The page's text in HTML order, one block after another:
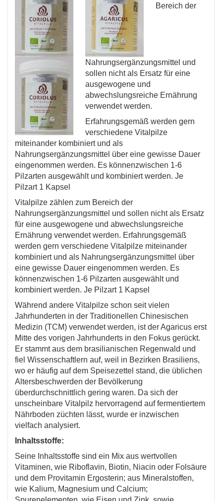
Bereich der
Nahrungsergänzungsmittel und
sollen nicht als Ersatz für eine
ausgewogene und
abwechslungsreiche Ernährung
verwendet werden.
Erfahrungsgemäß werden gern
verschiedene Vitalpilze
miteinander kombiniert und als
Nahrungsergänzungsmittel über eine gewisse Dauer
eingenommen werden. Es könnenzwischen 1-6
Pilzarten ausgewählt und kombiniert werden. Je
Pilzart 1 Kapsel
Vitalpilze zählen zum Bereich der
Nahrungsergänzungsmittel und sollen nicht als Ersatz
für eine ausgewogene und abwechslungsreiche
Ernährung verwendet werden. Erfahrungsgemäß
werden gern verschiedene Vitalpilze miteinander
kombiniert und als Nahrungsergänzungsmittel über
eine gewisse Dauer eingenommen werden. Es
könnenzwischen 1-6 Pilzarten ausgewählt und
kombiniert werden. Je Pilzart 1 Kapsel
Während andere Vitalpilze schon seit vielen
Jahrhunderten in der Traditionellen Chinesischen
Medizin (TCM) verwendet werden, ist der Agaricus erst
Mitte des vorigen Jahrhunderts in den Fokus gerückt.
Er stammt aus dem brasilianischen Regenwald und
fiel Wissenschaftlern auf, weil in Bezirken Brasiliens,
wo er häufig auf dem Speisezettel stand, die üblichen
Altersbeschwerden der Bevölkerung
überdurchschnittlich gering waren. Da sich der
unscheinbare Vitalpilz hervorragend auf fermentiertem
Nährboden züchten lässt, wurde er inzwischen
vielfach analysiert.
Inhaltsstoffe:
Seine Inhaltsstoffe sind ein Mix aus wertvollen
Vitaminen, wie Riboflavin, Biotin, Niacin oder Folsäure
und dem Provitamin Ergosterin; aus Mineralstoffen,
wie Kalium, Magnesium und Calcium;